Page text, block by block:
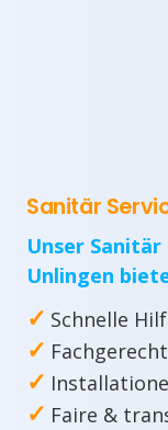
Sanitär
Unser
Unlingen
✓ Schnelle
✓
✓
✓ Faire &